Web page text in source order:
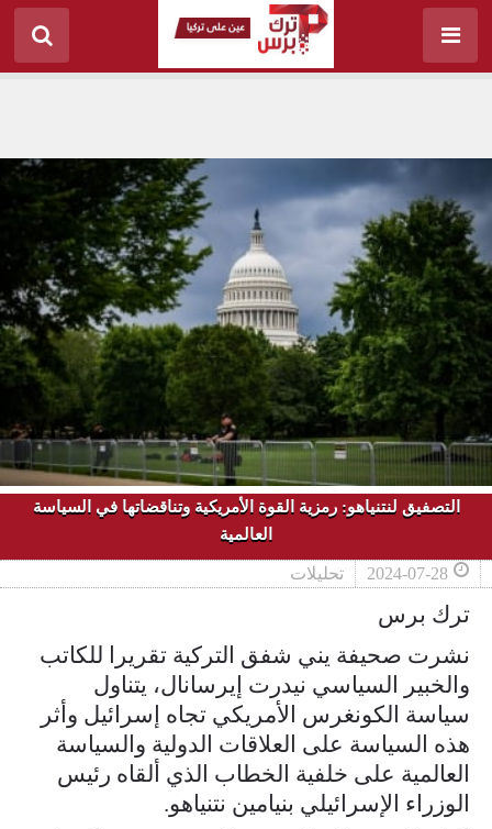
التصفيق لنتنياهو: رمزية القوة الأمريكية وتناقضاتها في السياسة
العالمية
2024-07-28 تحليلات
ترك برس
نشرت صحيفة يني شفق التركية تقريرا للكاتب
والخبير السياسي نيدرت إيرسانال، يتناول
سياسة الكونغرس الأمريكي تجاه إسرائيل وأثر
هذه السياسة على العلاقات الدولية والسياسة
العالمية على خلفية الخطاب الذي ألقاه رئيس
الوزراء الإسرائيلي بنيامين نتنياهو.